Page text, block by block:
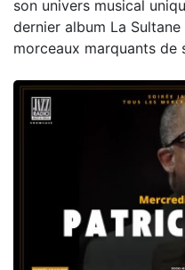
son univers musical
dernier album La
morceaux marquants de